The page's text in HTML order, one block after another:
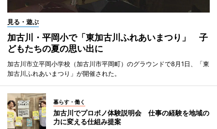
見る・遊ぶ
加古川・平岡小で「東加古川ふれあいまつり」 子
どもたちの夏の思い出に
加古川市立平岡小学校（加古川市平岡町）のグラウンドで8月1日、「東
加古川ふれあいまつり」が開催された。
暮らす・働く
加古川でプロボノ体験説明会 仕事の経験を地域の
力に変える仕組み提案